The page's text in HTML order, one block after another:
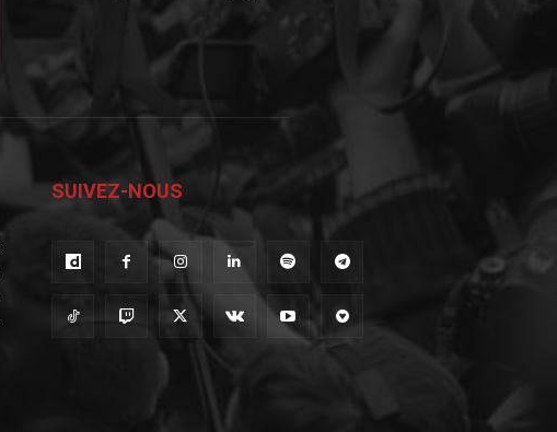
SUIVEZ-NOUS